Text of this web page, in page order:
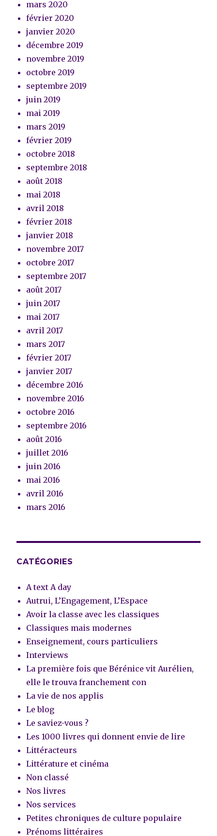
mars 2020
février 2020
janvier 2020
décembre 2019
novembre 2019
octobre 2019
septembre 2019
juin 2019
mai 2019
mars 2019
février 2019
octobre 2018
septembre 2018
août 2018
mai 2018
avril 2018
février 2018
janvier 2018
novembre 2017
octobre 2017
septembre 2017
août 2017
juin 2017
mai 2017
avril 2017
mars 2017
février 2017
janvier 2017
décembre 2016
novembre 2016
octobre 2016
septembre 2016
août 2016
juillet 2016
juin 2016
mai 2016
avril 2016
mars 2016
CATÉGORIES
A text A day
Autrui, L’Engagement, L’Espace
Avoir la classe avec les classiques
Classiques mais modernes
Enseignement, cours particuliers
Interviews
La première fois que Bérénice vit Aurélien,
elle le trouva franchement con
La vie de nos applis
Le blog
Le saviez-vous ?
Les 1000 livres qui donnent envie de lire
Littéracteurs
Littérature et cinéma
Non classé
Nos livres
Nos services
Petites chroniques de culture populaire
Prénoms littéraires